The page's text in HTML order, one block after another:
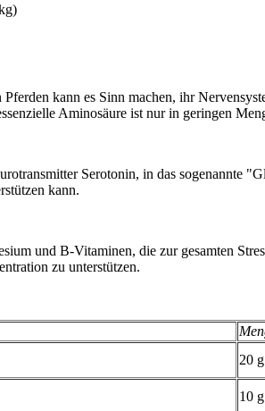
Pferden kann es Sinn machen, ihr
Aminosäure ist nur in geringen
Serotonin, in das sogenannte
kann.
und B-Vitaminen, die zur gesamten
zu unterstützen.
20 g
10 g